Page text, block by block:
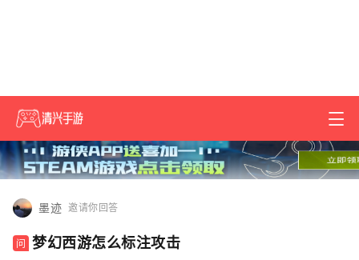
墨迹 邀请你回答
问 梦幻西游怎么标注攻击